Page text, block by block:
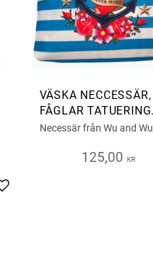
Add to favorites
VÄSKA NECCESSÄR,
FÅGLAR TATUERING
FOREVER
Necessär från Wu and Wu
125,00 KR